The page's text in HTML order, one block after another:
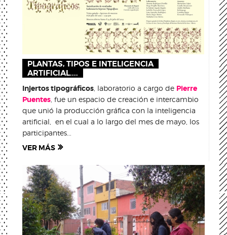
PLANTAS, TIPOS E INTELIGENCIA
ARTIFICIAL....
Injertos tipográficos, laboratorio a cargo de Pierre
Puentes, fue un espacio de creación e intercambio
que unió la producción gráfica con la inteligencia
artificial, en el cual a lo largo del mes de mayo, los
participantes...
VER MÁS